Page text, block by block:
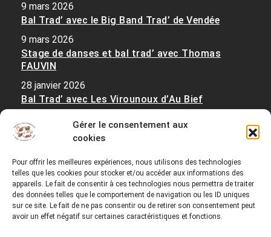
Gérer le consentement aux
cookies
Pour offrir les meilleures expériences, nous utilisons des technologies
telles que les cookies pour stocker et/ou accéder aux informations des
appareils. Le fait de consentir à ces technologies nous permettra de traiter
des données telles que le comportement de navigation ou les ID uniques
sur ce site. Le fait de ne pas consentir ou de retirer son consentement peut
avoir un effet négatif sur certaines caractéristiques et fonctions.
9 mars 2026
Bal Trad’ avec le Big Band Trad’ de Vendée
9 mars 2026
Stage de danses et bal trad’ avec Thomas
FAUVIN
28 janvier 2026
Bal Trad’ avec Les Virounoux d’Au Bief
28 janvier 2026
Stages de musique et danse de Haute Bretagne,
25 décembre 2025